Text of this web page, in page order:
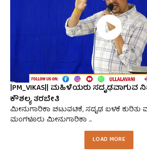
|PM_VIKAS|| ಮಹಿಳೆಯರು ಸದೃಢವಾಗುವ
ಕೌಶಲ್ಯ ತರಬೇತಿ
ಮೀನುಗಾರಿಕಾ ಚಟುವಟಿಕೆ, ಸದೃಢ ಬಳಕೆ
ಮಂಗಳೂರು ಮೀನುಗಾರಿಕಾ ...
LOAD MORE